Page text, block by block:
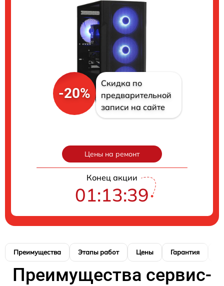
-20%
Скидка по
предварительной
записи на сайте
Цены на ремонт
Конец акции
01:13:39
Преимущества Этапы работ Цены Гарантия
Преимущества сервис-